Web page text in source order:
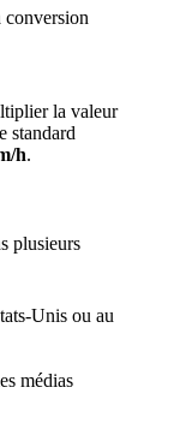
conversion
la valeur
standard
h.
plusieurs
Unis ou au
médias